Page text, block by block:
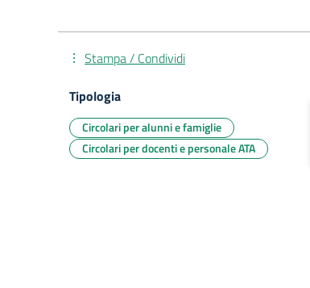
Stampa / Condividi
Tipologia
Circolari per alunni e famiglie
Circolari per docenti e personale ATA